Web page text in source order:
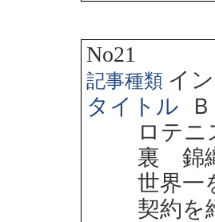
No21
記事種類 イ
タイトル
ロテ
裏 錦
世界
契約を